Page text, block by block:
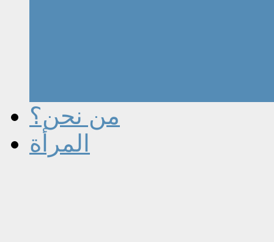
من نحن؟
المرأة